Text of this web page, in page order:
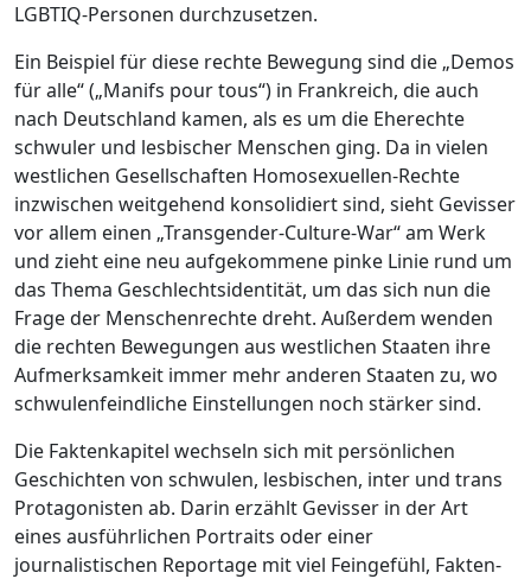
LGBTIQ-Personen durchzusetzen.
Ein Beispiel für diese rechte Bewegung sind die „Demos
für alle“ („Manifs pour tous“) in Frankreich, die auch
nach Deutschland kamen, als es um die Eherechte
schwuler und lesbischer Menschen ging. Da in vielen
westlichen Gesellschaften Homosexuellen-Rechte
inzwischen weitgehend konsolidiert sind, sieht Gevisser
vor allem einen „Transgender-Culture-War“ am Werk
und zieht eine neu aufgekommene pinke Linie rund um
das Thema Geschlechtsidentität, um das sich nun die
Frage der Menschenrechte dreht. Außerdem wenden
die rechten Bewegungen aus westlichen Staaten ihre
Aufmerksamkeit immer mehr anderen Staaten zu, wo
schwulenfeindliche Einstellungen noch stärker sind.
Die Faktenkapitel wechseln sich mit persönlichen
Geschichten von schwulen, lesbischen, inter und trans
Protagonisten ab. Darin erzählt Gevisser in der Art
eines ausführlichen Portraits oder einer
journalistischen Reportage mit viel Feingefühl, Fakten-